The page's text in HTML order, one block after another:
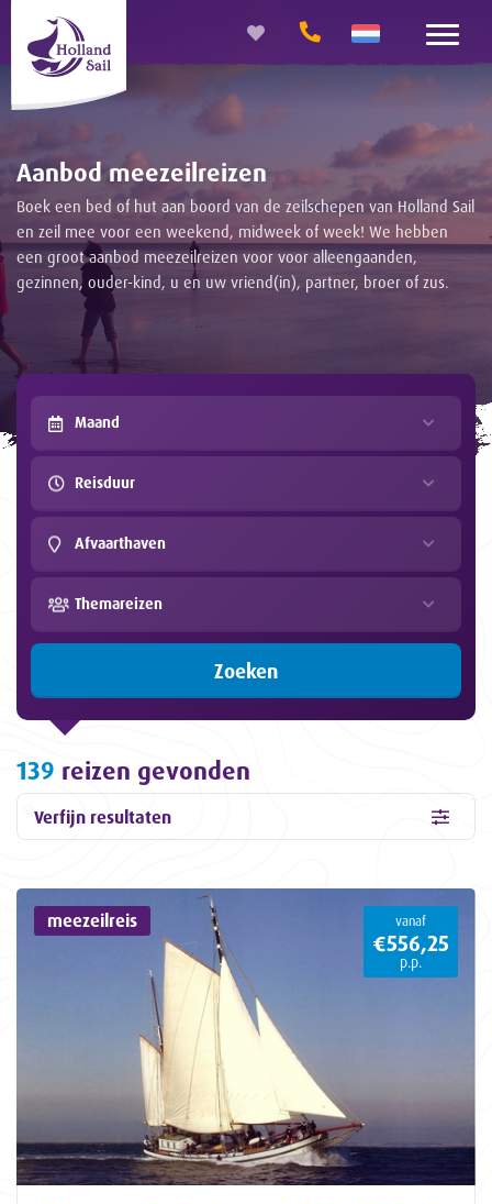
Aanbod meezeilreizen
Boek een bed of hut aan boord van de zeilschepen van Holland Sail
en zeil mee voor een weekend, midweek of week! We hebben
een groot aanbod meezeilreizen voor voor alleengaanden,
gezinnen, ouder-kind, u en uw vriend(in), partner, broer of zus.
Maand
Reisduur
Afvaarthaven
Themareizen
Zoeken
139 reizen gevonden
Verfijn resultaten
meezeilreis vanaf
€556,25
p.p.